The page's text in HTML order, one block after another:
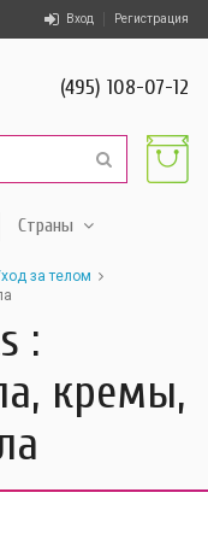
Вход Регистрация
(495) 108-07-12
Страны
за телом
:
кремы,